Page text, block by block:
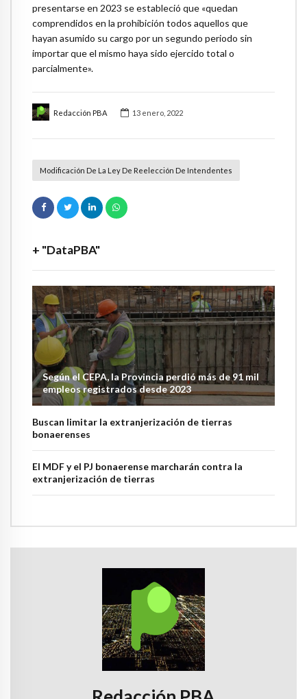
Redacción PBA 13 enero, 2022
Modificación De La Ley De Reelección De Intendentes
+ "DataPBA"
Según el CEPA, la Provincia perdió más de 91 mil
empleos registrados desde 2023
Buscan limitar la extranjerización de tierras
bonaerenses
El MDF y el PJ bonaerense marcharán contra la
extranjerización de tierras
presentarse en 2023 se estableció que «quedan
comprendidos en la prohibición todos aquellos que
hayan asumido su cargo por un segundo periodo sin
importar que el mismo haya sido ejercido total o
parcialmente».